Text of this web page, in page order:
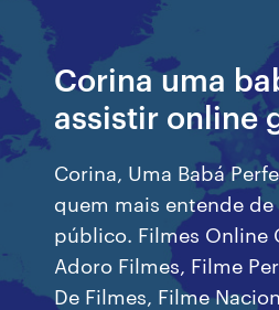
Corina uma
assistir online
Corina, Uma Babá
quem mais entende
público. Filmes Online
Adoro Filmes, Filme
De Filmes, Filme